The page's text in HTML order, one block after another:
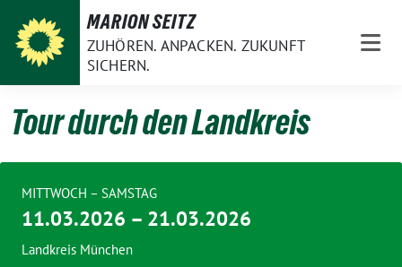
zum
Inhalt
MARION SEITZ
ZUHÖREN. ANPACKEN. ZUKUNFT
SICHERN.
Tour durch den Landkreis
MITTWOCH – SAMSTAG
11.03.2026 – 21.03.2026
Landkreis München